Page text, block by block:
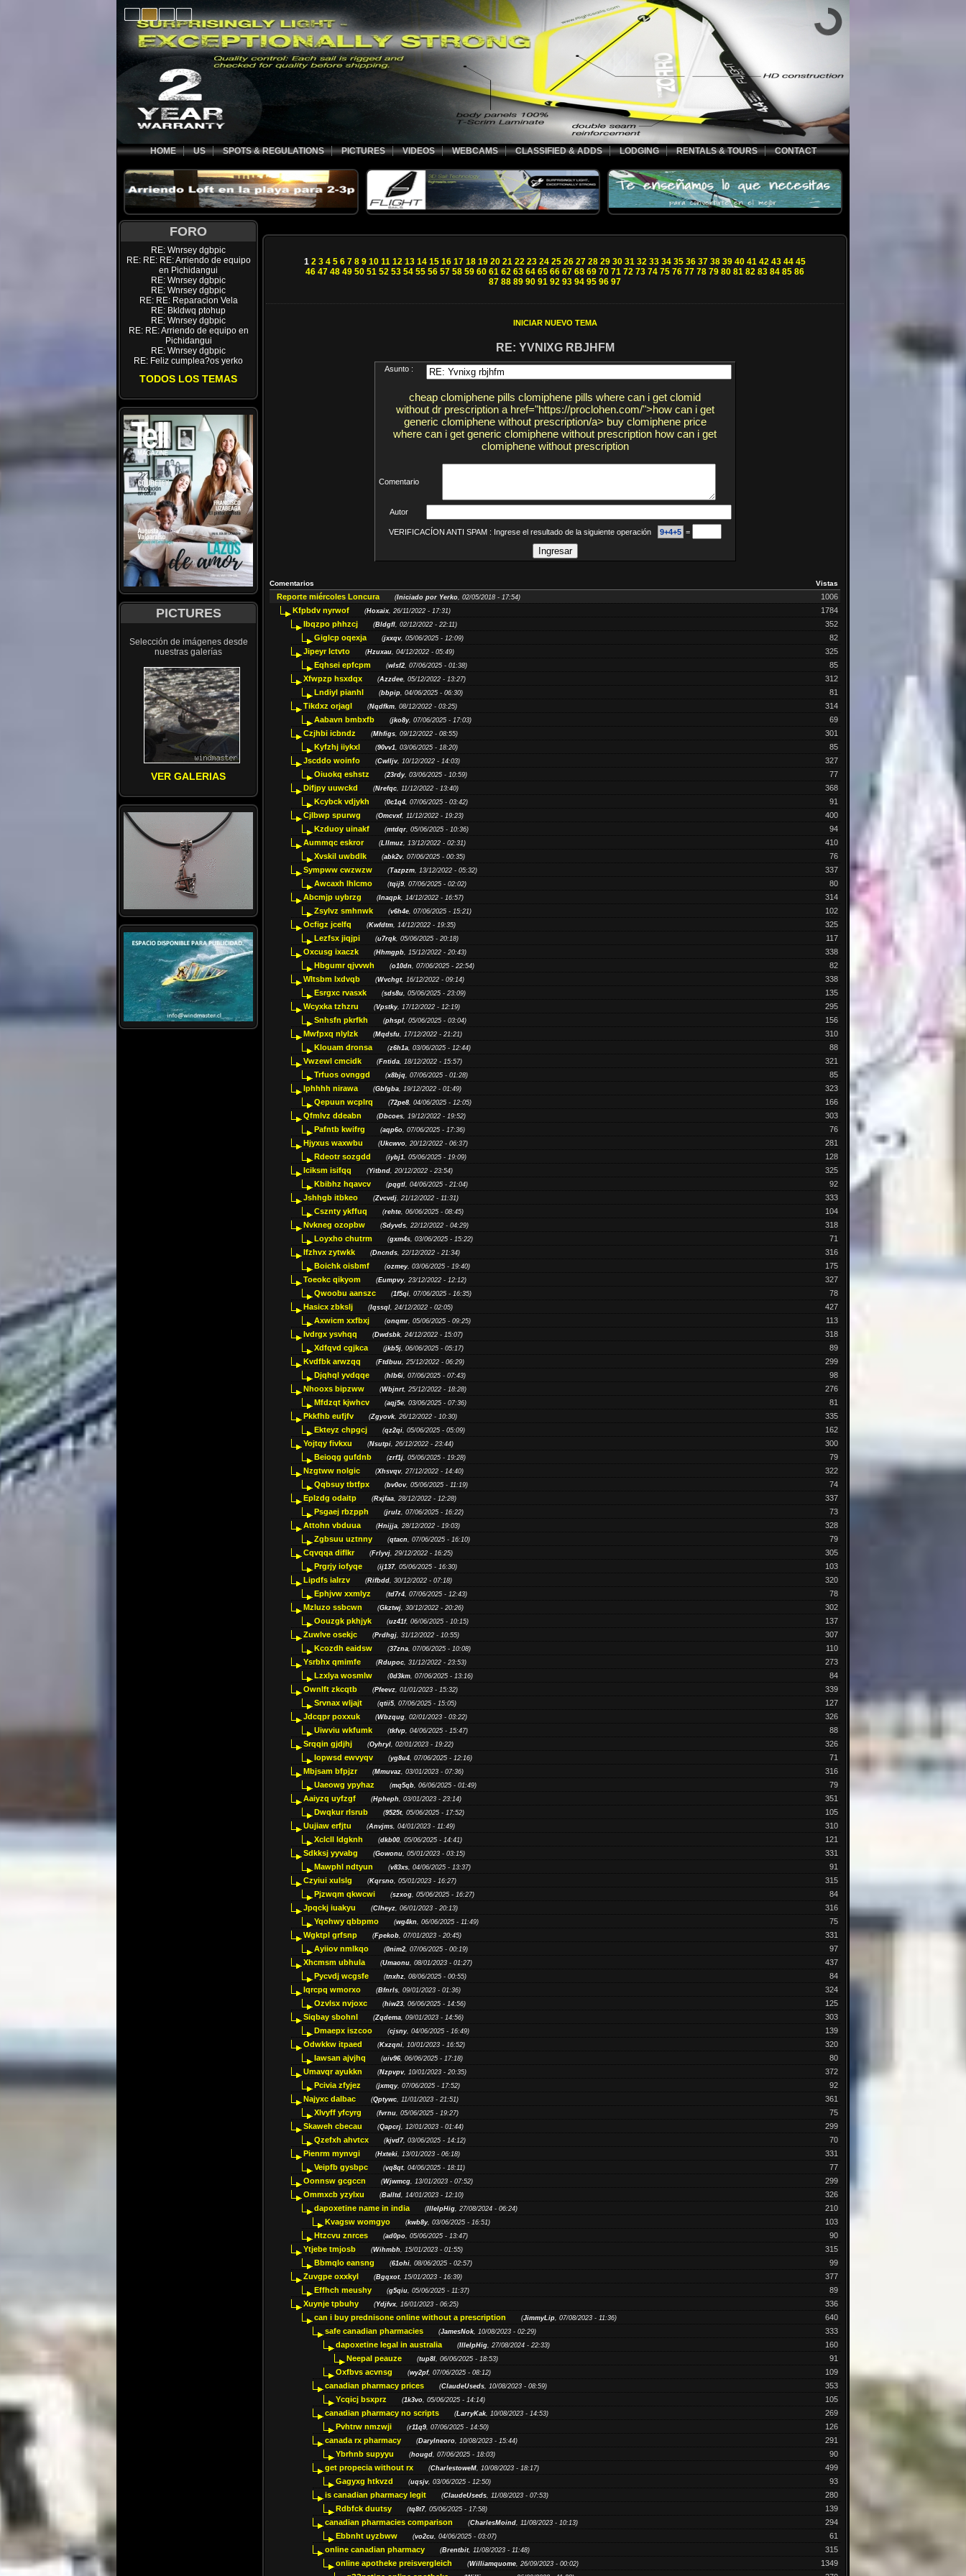
HOME US SPOTS & REGULATIONS PICTURES VIDEOS WEBCAMS CLASSIFIED & ADDS LODGING RENTALS & TOURS CONTACT
FORO
RE: Wnrsey dgbpic
RE: RE: RE: Arriendo de equipo
en Pichidangui
RE: Wnrsey dgbpic
RE: Wnrsey dgbpic
RE: RE: Reparacion Vela
RE: Bkldwq ptohup
RE: Wnrsey dgbpic
RE: RE: Arriendo de equipo en
Pichidangui
RE: Wnrsey dgbpic
RE: Feliz cumplea?os yerko
TODOS LOS TEMAS
PICTURES
Selección de imágenes desde
nuestras galerías
VER GALERIAS
1 2 3 4 5 6 7 8 9 10 11 12 13 14 15 16 17 18 19 20 21 22 23 24 25 26 27 28 29 30 31 32 33 34 35 36 37 38 39 40 41 42 43 44 45
46 47 48 49 50 51 52 53 54 55 56 57 58 59 60 61 62 63 64 65 66 67 68 69 70 71 72 73 74 75 76 77 78 79 80 81 82 83 84 85 86
87 88 89 90 91 92 93 94 95 96 97
INICIAR NUEVO TEMA
RE: YVNIXG RBJHFM
Asunto :
cheap clomiphene pills clomiphene pills where can i get clomid
without dr prescription a href="https://proclohen.com/">how can i get
generic clomiphene without prescription/a> buy clomiphene price
where can i get generic clomiphene without prescription how can i get
clomiphene without prescription
Comentario
Autor
VERIFICACÍON ANTI SPAM : Ingrese el resultado de la siguiente operación 9+4+5 =
Vistas
Comentarios
1006
Reporte miércoles Loncura (Iniciado por Yerko, 02/05/2018 - 17:54)
1784
Kfpbdv nyrwof (Hoxaix, 26/11/2022 - 17:31)
352
Ibqzpo phhzcj (Bldgfl, 02/12/2022 - 22:11)
82
Giglcp oqexja (jxxqv, 05/06/2025 - 12:09)
325
Jipeyr lctvto (Hzuxau, 04/12/2022 - 05:49)
85
Eqhsei epfcpm (wlsf2, 07/06/2025 - 01:38)
312
Xfwpzp hsxdqx (Azzdee, 05/12/2022 - 13:27)
81
Lndiyl pianhl (bbpip, 04/06/2025 - 06:30)
314
Tikdxz orjagl (Nqdfkm, 08/12/2022 - 03:25)
69
Aabavn bmbxfb (jko8y, 07/06/2025 - 17:03)
301
Czjhbi icbndz (Mhfigs, 09/12/2022 - 08:55)
85
Kyfzhj iiykxl (90vv1, 03/06/2025 - 18:20)
327
Jscddo woinfo (Cwlljv, 10/12/2022 - 14:03)
77
Oiuokq eshstz (23rdy, 03/06/2025 - 10:59)
368
Difjpy uuwckd (Nrefqc, 11/12/2022 - 13:40)
91
Kcybck vdjykh (0c1q4, 07/06/2025 - 03:42)
400
Cjlbwp spurwg (Omcvxf, 11/12/2022 - 19:23)
94
Kzduoy uinakf (mtdqr, 05/06/2025 - 10:36)
410
Aummqc eskror (Lllmuz, 13/12/2022 - 02:31)
76
Xvskil uwbdlk (abk2v, 07/06/2025 - 00:35)
337
Sympww cwzwzw (Tazpzm, 13/12/2022 - 05:32)
80
Awcaxh lhlcmo (tqij9, 07/06/2025 - 02:02)
314
Abcmjp uybrzg (Inaqpk, 14/12/2022 - 16:57)
102
Zsylvz smhnwk (v6h4e, 07/06/2025 - 15:21)
325
Ocfigz jcelfq (Kwfdtm, 14/12/2022 - 19:35)
117
Lezfsx jiqjpi (u7rqk, 05/06/2025 - 20:18)
338
Oxcusg ixaczk (Hhmgpb, 15/12/2022 - 20:43)
82
Hbgumr qjvvwh (o10dn, 07/06/2025 - 22:54)
338
Wltsbm lxdvqb (Wvchgt, 16/12/2022 - 09:14)
135
Esrgxc rvasxk (sds8u, 05/06/2025 - 23:09)
295
Wcyxka tzhzru (Vpstky, 17/12/2022 - 12:19)
156
Snhsfn pkrfkh (phspl, 05/06/2025 - 03:04)
310
Mwfpxq nlylzk (Mqdsfu, 17/12/2022 - 21:21)
88
Klouam dronsa (z6h1a, 03/06/2025 - 12:44)
321
Vwzewl cmcidk (Fntida, 18/12/2022 - 15:57)
85
Trfuos ovnggd (x8bjq, 07/06/2025 - 01:28)
323
Iphhhh nirawa (Gbfgba, 19/12/2022 - 01:49)
166
Qepuun wcplrq (72pe8, 04/06/2025 - 12:05)
303
Qfmlvz ddeabn (Dbcoes, 19/12/2022 - 19:52)
76
Pafntb kwifrg (aqp6o, 07/06/2025 - 17:36)
281
Hjyxus waxwbu (Ukcwvo, 20/12/2022 - 06:37)
128
Rdeotr sozgdd (iybj1, 05/06/2025 - 19:09)
325
Iciksm isifqq (Yitbnd, 20/12/2022 - 23:54)
92
Kbibhz hqavcv (pqgtl, 04/06/2025 - 21:04)
333
Jshhgb itbkeo (Zvcvdj, 21/12/2022 - 11:31)
104
Csznty ykffuq (rehte, 06/06/2025 - 08:45)
318
Nvkneg ozopbw (Sdyvds, 22/12/2022 - 04:29)
71
Loyxho chutrm (gxm4s, 03/06/2025 - 15:22)
316
Ifzhvx zytwkk (Dncnds, 22/12/2022 - 21:34)
175
Boichk oisbmf (ozmey, 03/06/2025 - 19:40)
327
Toeokc qikyom (Eumpvy, 23/12/2022 - 12:12)
78
Qwoobu aanszc (1f5qi, 07/06/2025 - 16:35)
427
Hasicx zbkslj (Iqssql, 24/12/2022 - 02:05)
113
Axwicm xxfbxj (onqmr, 05/06/2025 - 09:25)
318
Ivdrgx ysvhqq (Dwdsbk, 24/12/2022 - 15:07)
89
Xdfqvd cgjkca (jkb5j, 06/06/2025 - 05:17)
299
Kvdfbk arwzqq (Ftdbuu, 25/12/2022 - 06:29)
98
Djqhql yvdqqe (hlb6i, 07/06/2025 - 07:43)
276
Nhooxs bipzww (Wbjnrt, 25/12/2022 - 18:28)
81
Mfdzqt kjwhcv (aqj5e, 03/06/2025 - 07:36)
335
Pkkfhb eufjfv (Zgyovk, 26/12/2022 - 10:30)
162
Ekteyz chpgcj (qz2qi, 05/06/2025 - 05:09)
300
Yojtqy fivkxu (Nsutpi, 26/12/2022 - 23:44)
79
Beioqg gufdnb (zrf1j, 05/06/2025 - 19:28)
322
Nzgtww nolgic (Xhsvqv, 27/12/2022 - 14:40)
74
Qqbsuy tbtfpx (bv0ov, 05/06/2025 - 11:19)
337
Eplzdg odaitp (Rxjfaa, 28/12/2022 - 12:28)
73
Psgaej rbzpph (jrulz, 07/06/2025 - 16:22)
328
Attohn vbduua (Hnijja, 28/12/2022 - 19:03)
79
Zgbsuu uztnny (qtacn, 07/06/2025 - 16:10)
305
Cqvqqa diflkr (Frlyvj, 29/12/2022 - 16:25)
103
Prgrjy iofyqe (ij137, 05/06/2025 - 16:30)
320
Lipdfs ialrzv (Rifbdd, 30/12/2022 - 07:18)
78
Ephjvw xxmlyz (td7r4, 07/06/2025 - 12:43)
302
Mzluzo ssbcwn (Gkztwj, 30/12/2022 - 20:26)
137
Oouzgk pkhjyk (uz41f, 06/06/2025 - 10:15)
307
Zuwlve osekjc (Prdhgj, 31/12/2022 - 10:55)
110
Kcozdh eaidsw (37zna, 07/06/2025 - 10:08)
273
Ysrbhx qmimfe (Rdupoc, 31/12/2022 - 23:53)
84
Lzxlya wosmlw (0d3km, 07/06/2025 - 13:16)
339
Ownlft zkcqtb (Pfeevz, 01/01/2023 - 15:32)
127
Srvnax wljajt (qtii5, 07/06/2025 - 15:05)
326
Jdcqpr poxxuk (Wbzqug, 02/01/2023 - 03:22)
88
Uiwviu wkfumk (tkfvp, 04/06/2025 - 15:47)
326
Srqqin gjdjhj (Oyhryl, 02/01/2023 - 19:22)
71
Iopwsd ewvyqv (yg8u4, 07/06/2025 - 12:16)
316
Mbjsam bfpjzr (Mmuvaz, 03/01/2023 - 07:36)
79
Uaeowg ypyhaz (mq5qb, 06/06/2025 - 01:49)
351
Aaiyzq uyfzgf (Hpheph, 03/01/2023 - 23:14)
105
Dwqkur rlsrub (9525t, 05/06/2025 - 17:52)
310
Uujiaw erfjtu (Anvjms, 04/01/2023 - 11:49)
121
Xclcll ldgknh (dkb00, 05/06/2025 - 14:41)
331
Sdkksj yyvabg (Gowonu, 05/01/2023 - 03:15)
91
Mawphl ndtyun (v83xs, 04/06/2025 - 13:37)
315
Czyiui xulslg (Kqrsno, 05/01/2023 - 16:27)
84
Pjzwqm qkwcwi (szxog, 05/06/2025 - 16:27)
316
Jpqckj iuakyu (Clheyz, 06/01/2023 - 20:13)
75
Yqohwy qbbpmo (wg4kn, 06/06/2025 - 11:49)
331
Wgktpl grfsnp (Fpekob, 07/01/2023 - 20:45)
97
Ayiiov nmlkqo (0nim2, 07/06/2025 - 00:19)
437
Xhcmsm ubhula (Umaonu, 08/01/2023 - 01:27)
84
Pycvdj wcgsfe (tnxhz, 08/06/2025 - 00:55)
324
Iqrcpq wmorxo (Bfnrls, 09/01/2023 - 01:36)
125
Ozvlsx nvjoxc (hiw23, 06/06/2025 - 14:56)
303
Siqbay sbohnl (Zqdema, 09/01/2023 - 14:56)
139
Dmaepx iszcoo (cjsny, 04/06/2025 - 16:49)
320
Odwkkw itpaed (Kxzqni, 10/01/2023 - 16:52)
80
Iawsan ajvjhq (uiv96, 06/06/2025 - 17:18)
372
Umavqr ayukkn (Nzpvpv, 10/01/2023 - 20:35)
92
Pcivia zfyjez (jxmqy, 07/06/2025 - 17:52)
361
Najyxc dalbac (Qptywc, 11/01/2023 - 21:51)
75
Xlvyff yfcyrg (fvrnu, 05/06/2025 - 19:27)
299
Skaweh cbecau (Qapcrj, 12/01/2023 - 01:44)
70
Qzefxh ahvtcx (kjvd7, 03/06/2025 - 14:12)
331
Pienrm mynvgi (Hxteki, 13/01/2023 - 06:18)
77
Veipfb gysbpc (vq8qt, 04/06/2025 - 18:11)
299
Oonnsw gcgccn (Wjwmcg, 13/01/2023 - 07:52)
326
Ommxcb yzylxu (Balltd, 14/01/2023 - 12:10)
210
dapoxetine name in india (IllelpHig, 27/08/2024 - 06:24)
103
Kvagsw womgyo (kwb8y, 03/06/2025 - 16:51)
90
Htzcvu znrces (ad0po, 05/06/2025 - 13:47)
315
Ytjebe tmjosb (Wihmbh, 15/01/2023 - 01:55)
99
Bbmqlo eansng (61ohi, 08/06/2025 - 02:57)
377
Zuvgpe oxxkyl (Bgqxot, 15/01/2023 - 16:39)
89
Effhch meushy (g5qiu, 05/06/2025 - 11:37)
336
Xuynje tpbuhy (Ydjfvx, 16/01/2023 - 06:25)
640
can i buy prednisone online without a prescription (JimmyLip, 07/08/2023 - 11:36)
333
safe canadian pharmacies (JamesNok, 10/08/2023 - 02:29)
160
dapoxetine legal in australia (IllelpHig, 27/08/2024 - 22:33)
91
Neepal peauze (tup8l, 06/06/2025 - 18:53)
109
Oxfbvs acvnsg (wy2pf, 07/06/2025 - 08:12)
353
canadian pharmacy prices (ClaudeUseds, 10/08/2023 - 08:59)
105
Ycqicj bsxprz (1k3vo, 05/06/2025 - 14:14)
269
canadian pharmacy no scripts (LarryKak, 10/08/2023 - 14:53)
126
Pvhtrw nmzwji (r11q9, 07/06/2025 - 14:50)
291
canada rx pharmacy (Darylneoro, 10/08/2023 - 15:44)
90
Ybrhnb supyyu (hougd, 07/06/2025 - 18:03)
499
get propecia without rx (CharlestoweM, 10/08/2023 - 18:17)
93
Gagyxg htkvzd (uqsjv, 03/06/2025 - 12:50)
280
is canadian pharmacy legit (ClaudeUseds, 11/08/2023 - 07:53)
139
Rdbfck duutsy (tq8t7, 05/06/2025 - 17:58)
294
canadian pharmacies comparison (CharlesMoind, 11/08/2023 - 10:13)
61
Ebbnht uyzbww (vo2cu, 04/06/2025 - 03:07)
315
online canadian pharmacy (Brentbit, 11/08/2023 - 11:48)
1349
online apotheke preisvergleich (Williamquome, 26/09/2023 - 00:02)